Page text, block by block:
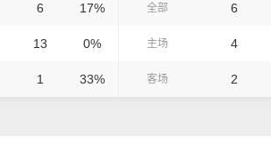
6 17%
13 0%
1 33%
全部 6
主场 4
客场 2